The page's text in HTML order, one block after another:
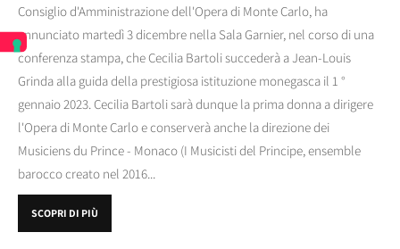
Consiglio d'Amministrazione dell'Opera di Monte Carlo, ha
annunciato martedì 3 dicembre nella Sala Garnier, nel corso di una
conferenza stampa, che Cecilia Bartoli succederà a Jean-Louis
Grinda alla guida della prestigiosa istituzione monegasca il 1 °
gennaio 2023. Cecilia Bartoli sarà dunque la prima donna a dirigere
l'Opera di Monte Carlo e conserverà anche la direzione dei
Musiciens du Prince - Monaco (I Musicisti del Principe, ensemble
barocco creato nel 2016...
SCOPRI DI PIÙ